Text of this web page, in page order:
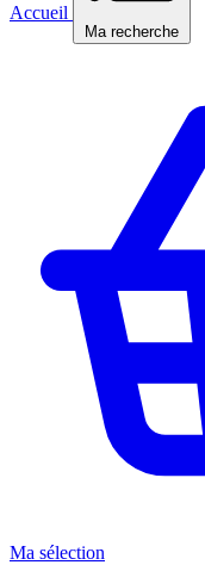
Accueil
Ma recherche
Ma sélection